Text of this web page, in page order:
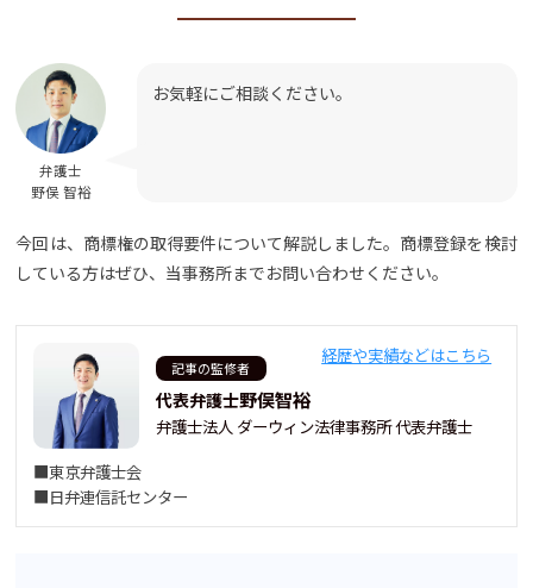
弁護士
野俣 智裕
お気軽にご相談ください。
今回は、商標権の取得要件について解説しました。商標登録を検討
している方はぜひ、当事務所までお問い合わせください。
記事の監修者
代表弁護士野俣智裕
弁護士法人 ダーウィン法律事務所 代表弁護士
経歴や実績などはこちら
■東京弁護士会
■日弁連信託センター